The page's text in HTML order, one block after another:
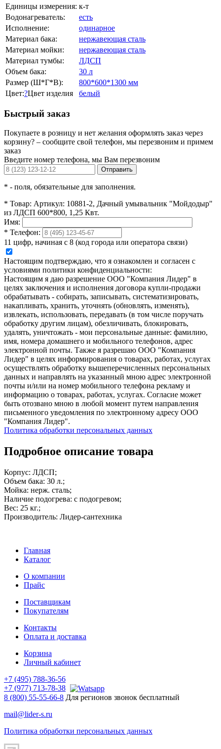
Единицы измерения: к-т
Водонагреватель:
есть
Исполнение:
одинарное
Материал бака:
нержавеющая сталь
Материал мойки:
нержавеющая сталь
Материал тумбы:
ЛДСП
Объем бака:
30 л
Размер (Ш*Г*В):
800*600*1300 мм
Цвет:?Цвет изделия белый
Быстрый заказ
Покупаете в розницу и нет желания оформлять заказ через
корзину? – сообщите свой телефон, мы перезвоним и примем
заказ
Введите номер телефона, мы Вам перезвоним
Отправить
* - поля, обязательные для заполнения.
* Товар: Артикул: 10881-2, Дачный умывальник "Мойдодыр"
из ЛДСП 600*800, 1,25 Квт.
Имя:
* Телефон:
11 цифр, начиная с 8 (код города или оператора связи)
Настоящим подтверждаю, что я ознакомлен и согласен с
условиями политики конфиденциальности:
Настоящим я даю разрешение ООО "Компания Лидер" в
целях заключения и исполнения договора купли-продажи
обрабатывать - собирать, записывать, систематизировать,
накапливать, хранить, уточнять (обновлять, изменять),
извлекать, использовать, передавать (в том числе поручать
обработку другим лицам), обезличивать, блокировать,
удалять, уничтожать - мои персональные данные: фамилию,
имя, номера домашнего и мобильного телефонов, адрес
электронной почты. Также я разрешаю ООО "Компания
Лидер" в целях информирования о товарах, работах, услугах
осуществлять обработку вышеперечисленных персональных
данных и направлять на указанный мною адрес электронной
почты и/или на номер мобильного телефона рекламу и
информацию о товарах, работах, услугах. Согласие может
быть отозвано мною в любой момент путем направления
письменного уведомления по электронному адресу ООО
"Компания Лидер".
Политика обработки персональных данных
Подробное описание товара
Корпус: ЛДСП;
Объем бака: 30 л.;
Мойка: нерж. сталь;
Наличие подогрева: с подогревом;
Вес: 25 кг.;
Производитель: Лидер-сантехника
Главная
Каталог
О компании
Прайс
Поставщикам
Покупателям
Контакты
Оплата и доставка
Корзина
Личный кабинет
+7 (495) 788-36-56
+7 (977) 713-78-38
8 (800) 55-55-66-8 Для регионов звонок бесплатный
mail@lider-s.ru
Политика обработки персональных данных